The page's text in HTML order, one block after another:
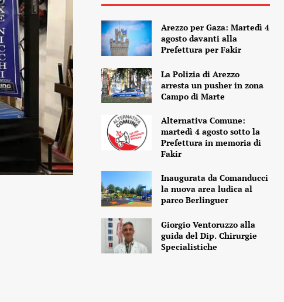
Arezzo per Gaza: Martedì 4
agosto davanti alla
Prefettura per Fakir
La Polizia di Arezzo
arresta un pusher in zona
Campo di Marte
Alternativa Comune:
martedì 4 agosto sotto la
Prefettura in memoria di
Fakir
Inaugurata da Comanducci
la nuova area ludica al
parco Berlinguer
Giorgio Ventoruzzo alla
guida del Dip. Chirurgie
Specialistiche